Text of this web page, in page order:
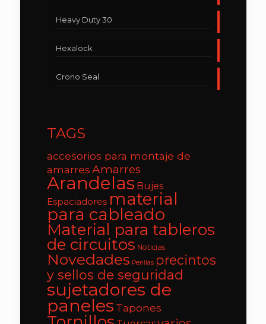
Heavy Duty 30
Hexalock
Crono Seal
TAGS
accesorios para montaje de
amarresAmarres
Arandelas Bujes
Espaciadores material
para cableado
Material para tableros
de circuitos Noticias
Novedades Perillas precintos
y sellos de seguridad
sujetadores de
paneles Tapones